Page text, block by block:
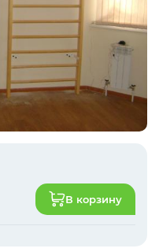
комплексы для улицы
для растяжки
оборудование
В корзину